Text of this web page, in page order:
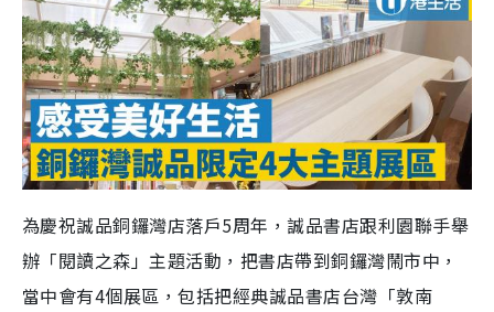
為慶祝誠品銅鑼灣店落戶5周年，誠品書店跟利園聯手舉
辦「閱讀之森」主題活動，把書店帶到銅鑼灣鬧市中，
當中會有4個展區，包括把經典誠品書店台灣「敦南